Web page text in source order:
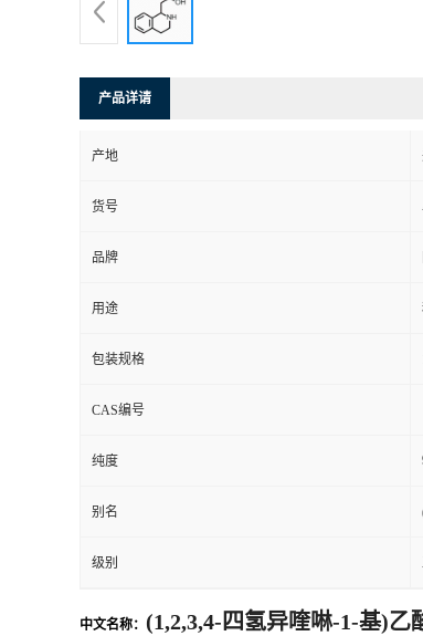
产品详请
产地
货号
品牌
用途
包装规格
CAS编号
纯度
别名
级别
中文名称： (1,2,3,4-四氢异喹啉-1-基)乙